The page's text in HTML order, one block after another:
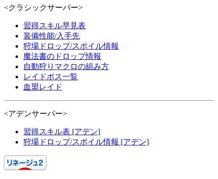
<クラシックサーバー>
習得スキル早見表
装備性能/入手先
狩場ドロップ/スポイル情報
魔法書のドロップ情報
自動狩りマクロの組み方
レイドボス一覧
血盟レイド
<アデンサーバー>
習得スキル表 [アデン]
狩場ドロップ/スポイル情報 [アデン]